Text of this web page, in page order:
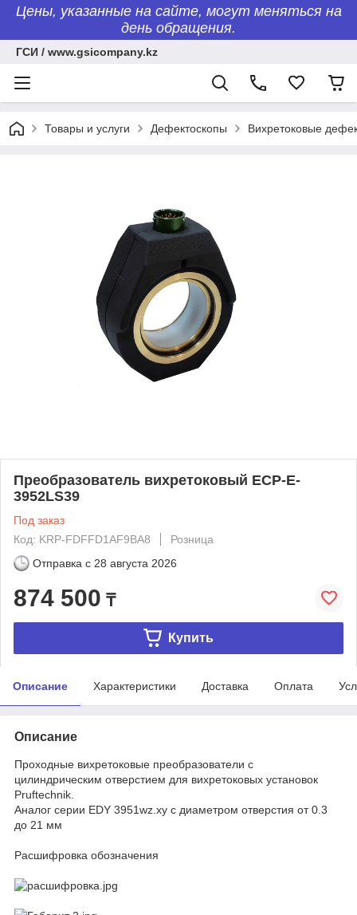
Цены, указанные на сайте, могут меняться на
день обращения.
ГСИ / www.gsicompany.kz
Товары и услуги Дефектоскопы Вихретоковые
Преобразователь вихретоковый ECP-E-
3952LS39
Под заказ
Код: KRP-FDFFD1AF9BA8
Розница
Отправка с 28 августа 2026
874 500 ₸
Купить
Описание Характеристики Доставка Оплата
Описание
Проходные вихретоковые преобразователи с
цилиндрическим отверстием для вихретоковых установок
Pruftechnik.
Аналог серии EDY 3951wz.xy с диаметром отверстия от 0.3
до 21 мм
Расшифровка обозначения